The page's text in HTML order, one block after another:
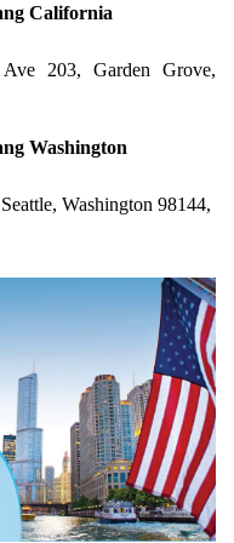
California
203, Garden Grove,
Washington
Washington 98144,